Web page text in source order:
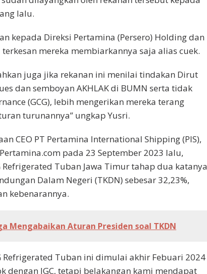
lalu.
kepada Direksi Pertamina (Persero) Holding dan
mereka membiarkannya saja alias cuek.
juga jika rekanan ini menilai tindakan Dirut
dan semboyan AKHLAK di BUMN serta tidak
(GCG), lebih mengerikan mereka terang
turunannya” ungkap Yusri.
CEO PT Pertamina International Shipping (PIS),
pada 23 September 2023 lalu,
Tuban Jawa Timur tahap dua katanya
Dalam Negeri (TKDN) sebesar 32,23%,
kebenarannya.
Mengabaikan Aturan Presiden soal TKDN
Refrigerated Tuban ini dimulai akhir Febuari 2024
dengan JGC, tetapi belakangan kami mendapat